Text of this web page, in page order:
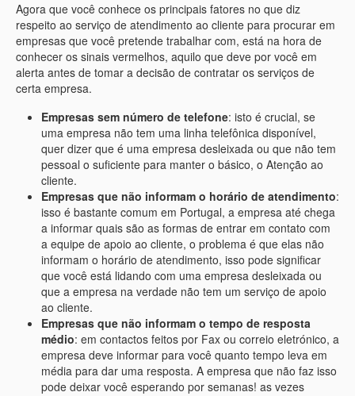
Agora que você conhece os principais fatores no que diz
respeito ao serviço de atendimento ao cliente para procurar em
empresas que você pretende trabalhar com, está na hora de
conhecer os sinais vermelhos, aquilo que deve por você em
alerta antes de tomar a decisão de contratar os serviços de
certa empresa.
Empresas sem número de telefone: isto é crucial, se
uma empresa não tem uma linha telefônica disponível,
quer dizer que é uma empresa desleixada ou que não tem
pessoal o suficiente para manter o básico, o Atenção ao
cliente.
Empresas que não informam o horário de atendimento:
isso é bastante comum em Portugal, a empresa até chega
a informar quais são as formas de entrar em contato com
a equipe de apoio ao cliente, o problema é que elas não
informam o horário de atendimento, isso pode significar
que você está lidando com uma empresa desleixada ou
que a empresa na verdade não tem um serviço de apoio
ao cliente.
Empresas que não informam o tempo de resposta
médio: em contactos feitos por Fax ou correio eletrónico, a
empresa deve informar para você quanto tempo leva em
média para dar uma resposta. A empresa que não faz isso
pode deixar você esperando por semanas! as vezes